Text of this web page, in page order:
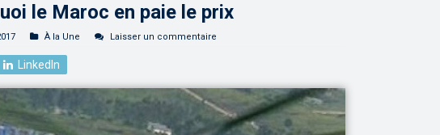
le Maroc en paie le prix
À la Une Laisser un commentaire
LinkedIn